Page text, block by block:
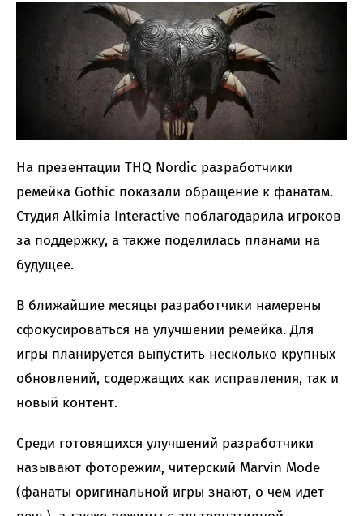
На презентации THQ Nordic разработчики
ремейка Gothic показали обращение к фанатам.
Студия Alkimia Interactive поблагодарила игроков
за поддержку, а также поделилась планами на
будущее.
В ближайшие месяцы разработчики намерены
сфокусироваться на улучшении ремейка. Для
игры планируется выпустить несколько крупных
обновлений, содержащих как исправления, так и
новый контент.
Среди готовящихся улучшений разработчики
называют фоторежим, читерский Marvin Mode
(фанаты оригинальной игры знают, о чем идет